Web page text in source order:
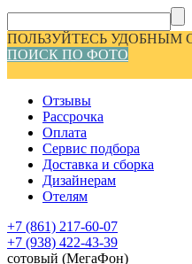
ПОЛЬЗУЙТЕСЬ УДОБНЫМ
ПОИСК ПО ФОТО
Отзывы
Рассрочка
Оплата
Сервис подбора
Доставка и сборка
Дизайнерам
Отелям
+7 (861) 217-60-07
+7 (938) 422-43-39
сотовый (МегаФон)